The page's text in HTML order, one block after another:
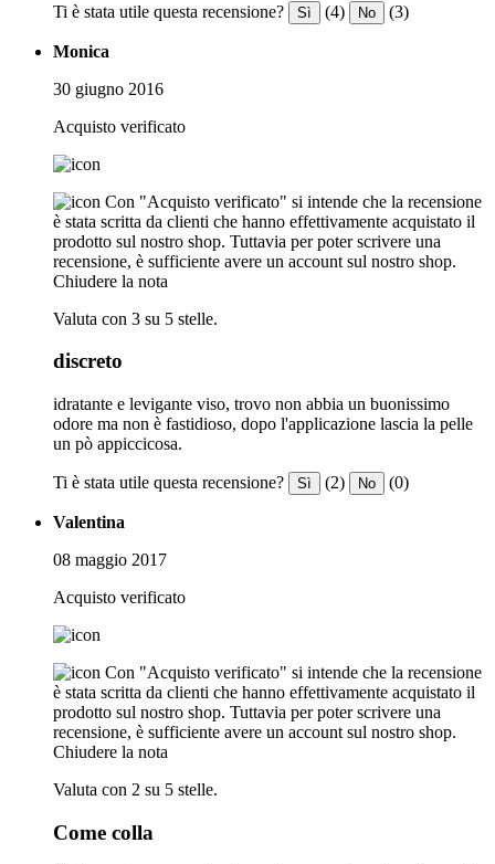
Ti è stata utile questa recensione? Sì (4) No (3)
Monica
30 giugno 2016
Acquisto verificato
Con "Acquisto verificato" si intende che la recensione
è stata scritta da clienti che hanno effettivamente acquistato il
prodotto sul nostro shop. Tuttavia per poter scrivere una
recensione, è sufficiente avere un account sul nostro shop.
Chiudere la nota
Valuta con 3 su 5 stelle.
discreto
idratante e levigante viso, trovo non abbia un buonissimo
odore ma non è fastidioso, dopo l'applicazione lascia la pelle
un pò appiccicosa.
Ti è stata utile questa recensione? Sì (2) No (0)
Valentina
08 maggio 2017
Acquisto verificato
Con "Acquisto verificato" si intende che la recensione
è stata scritta da clienti che hanno effettivamente acquistato il
prodotto sul nostro shop. Tuttavia per poter scrivere una
recensione, è sufficiente avere un account sul nostro shop.
Chiudere la nota
Valuta con 2 su 5 stelle.
Come colla